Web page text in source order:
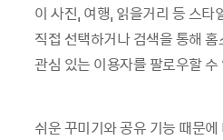
이 사진, 여행, 읽을거리 등 스타
직접 선택하거나 검색을 통해
관심 있는 이용자를 팔로우할 수
쉬운 꾸미기와 공유 기능 때문